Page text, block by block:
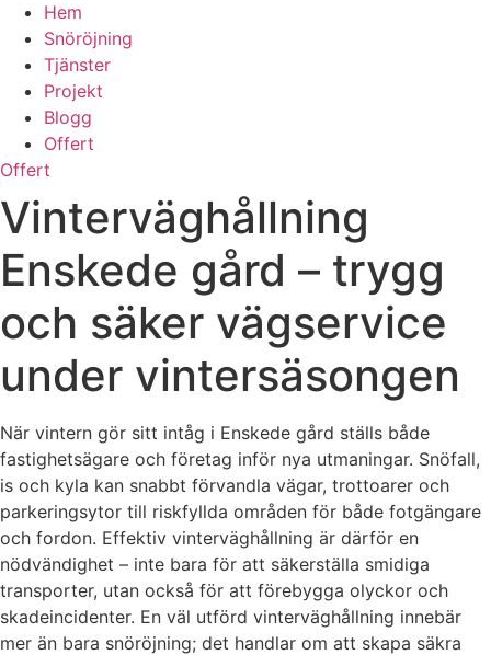
Hem
Snöröjning
Tjänster
Projekt
Blogg
Offert
Offert
Vinterväghållning
Enskede gård – trygg
och säker vägservice
under vintersäsongen
När vintern gör sitt intåg i Enskede gård ställs både
fastighetsägare och företag inför nya utmaningar. Snöfall,
is och kyla kan snabbt förvandla vägar, trottoarer och
parkeringsytor till riskfyllda områden för både fotgängare
och fordon. Effektiv vinterväghållning är därför en
nödvändighet – inte bara för att säkerställa smidiga
transporter, utan också för att förebygga olyckor och
skadeincidenter. En väl utförd vinterväghållning innebär
mer än bara snöröjning; det handlar om att skapa säkra